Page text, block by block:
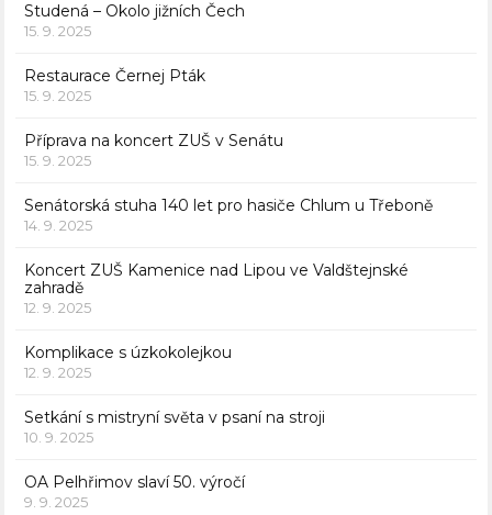
Studená – Okolo jižních Čech
15. 9. 2025
Restaurace Černej Pták
15. 9. 2025
Příprava na koncert ZUŠ v Senátu
15. 9. 2025
Senátorská stuha 140 let pro hasiče Chlum u Třeboně
14. 9. 2025
Koncert ZUŠ Kamenice nad Lipou ve Valdštejnské
zahradě
12. 9. 2025
Komplikace s úzkokolejkou
12. 9. 2025
Setkání s mistryní světa v psaní na stroji
10. 9. 2025
OA Pelhřimov slaví 50. výročí
9. 9. 2025